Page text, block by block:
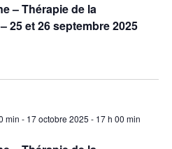
– Thérapie de la
25 et 26 septembre 2025
min - 17 octobre 2025 - 17 h 00 min